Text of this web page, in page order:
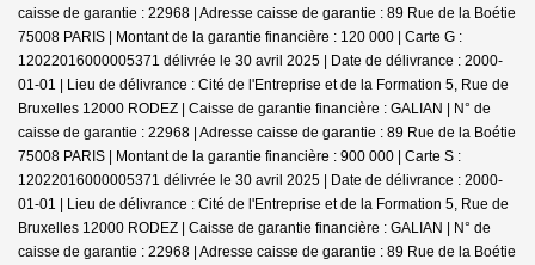
caisse de garantie : 22968 | Adresse caisse de garantie : 89 Rue de la Boétie
75008 PARIS | Montant de la garantie financière : 120 000 | Carte G :
12022016000005371 délivrée le 30 avril 2025 | Date de délivrance : 2000-
01-01 | Lieu de délivrance : Cité de l'Entreprise et de la Formation 5, Rue de
Bruxelles 12000 RODEZ | Caisse de garantie financière : GALIAN | N° de
caisse de garantie : 22968 | Adresse caisse de garantie : 89 Rue de la Boétie
75008 PARIS | Montant de la garantie financière : 900 000 | Carte S :
12022016000005371 délivrée le 30 avril 2025 | Date de délivrance : 2000-
01-01 | Lieu de délivrance : Cité de l'Entreprise et de la Formation 5, Rue de
Bruxelles 12000 RODEZ | Caisse de garantie financière : GALIAN | N° de
caisse de garantie : 22968 | Adresse caisse de garantie : 89 Rue de la Boétie